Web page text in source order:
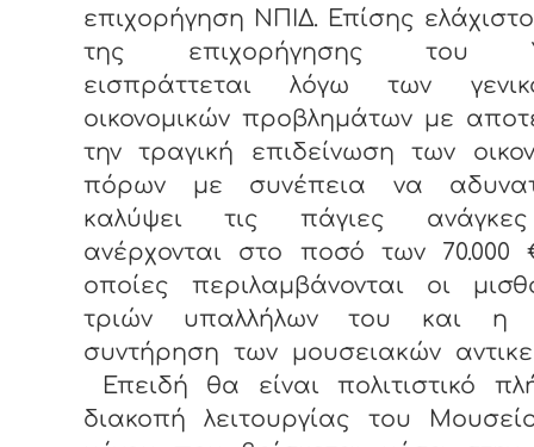
επιχορήγηση ΝΠΙΔ. Επίσης
της επιχορήγησης του
εισπράττεται λόγω των
οικονομικών προβλημάτων με
την τραγική επιδείνωση των
πόρων με συνέπεια να
καλύψει τις πάγιες
ανέρχονται στο ποσό των 70.000
οποίες περιλαμβάνονται οι
τριών υπαλλήλων του και η
συντήρηση των μουσειακών
Επειδή θα είναι πολιτιστικό
διακοπή λειτουργίας του